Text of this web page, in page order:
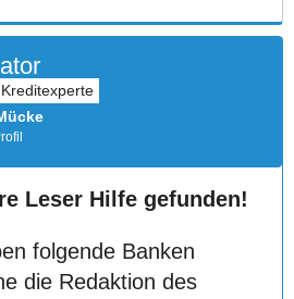
Leser Hilfe gefunden!
folgende Banken
die Redaktion des